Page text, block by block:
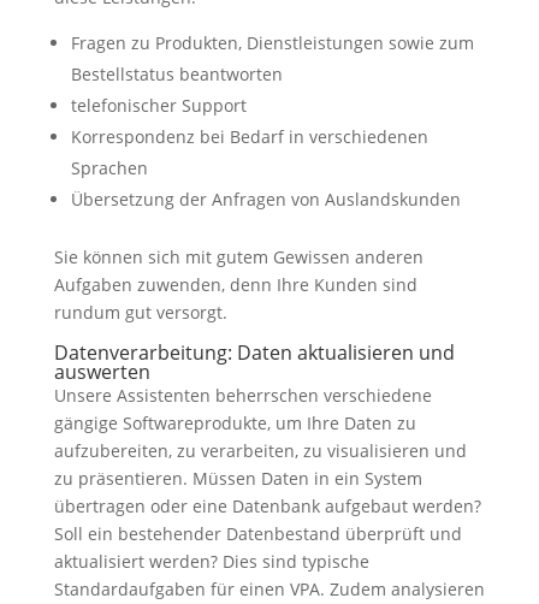
Fragen zu Produkten, Dienstleistungen sowie zum
Bestellstatus beantworten
telefonischer Support
Korrespondenz bei Bedarf in verschiedenen
Sprachen
Übersetzung der Anfragen von Auslandskunden
Sie können sich mit gutem Gewissen anderen
Aufgaben zuwenden, denn Ihre Kunden sind
rundum gut versorgt.
Datenverarbeitung: Daten aktualisieren und
auswerten
Unsere Assistenten beherrschen verschiedene
gängige Softwareprodukte, um Ihre Daten zu
aufzubereiten, zu verarbeiten, zu visualisieren und
zu präsentieren. Müssen Daten in ein System
übertragen oder eine Datenbank aufgebaut werden?
Soll ein bestehender Datenbestand überprüft und
aktualisiert werden? Dies sind typische
Standardaufgaben für einen VPA. Zudem analysieren